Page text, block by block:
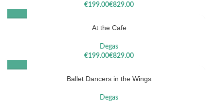
€
€
At the Cafe
Degas
€
€
Ballet Dancers in the Wings
Degas